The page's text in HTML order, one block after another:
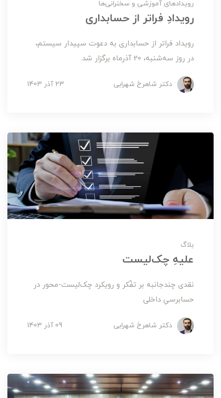
رویدادهای آموزشی و سخنرانی‌ها
رویدادِ فراتر از حسابداری
رویداد فراتر از حسابداری به دعوت سپیدار سیستم،
در روز سه‌شنبه، 20 آذرماه برگزار شد.
دکتر شاهرخ شهرابی 23 آذر 1403
بلاگ
علیهِ چک‌لیست
نقدی چندجانبه بر تفّکر و رویکرد چک‌لیست‌-محور در
حسابرسیِ داخلی
دکتر شاهرخ شهرابی 09 آذر 1403